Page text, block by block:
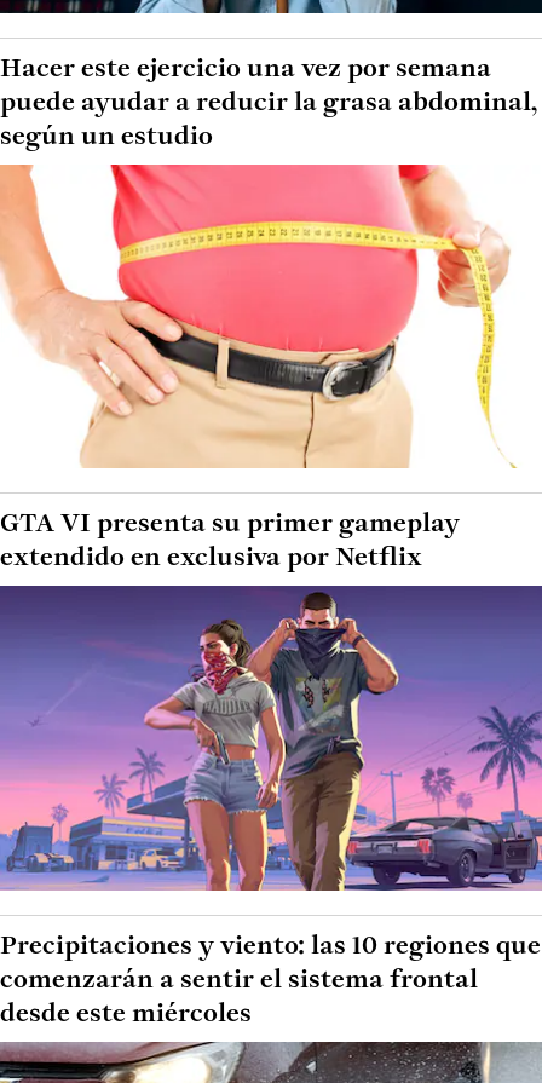
Hacer este ejercicio una vez por semana
puede ayudar a reducir la grasa abdominal,
según un estudio
GTA VI presenta su primer gameplay
extendido en exclusiva por Netflix
Precipitaciones y viento: las 10 regiones que
comenzarán a sentir el sistema frontal
desde este miércoles